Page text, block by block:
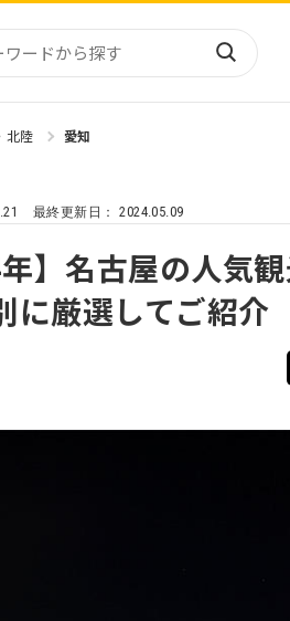
東北
関東
中部・北陸
近畿
北陸 愛知
最終更新日：2024.05.09
年】名古屋の人気
に厳選してご紹介